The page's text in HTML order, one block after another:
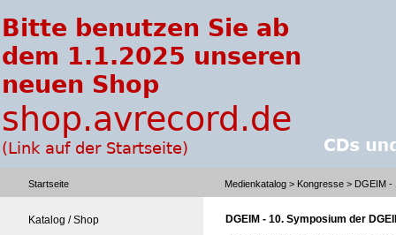
Startseite Medienkatalog > Kongresse > DGEIM -
Katalog / Shop DGEIM - 10. Symposium der